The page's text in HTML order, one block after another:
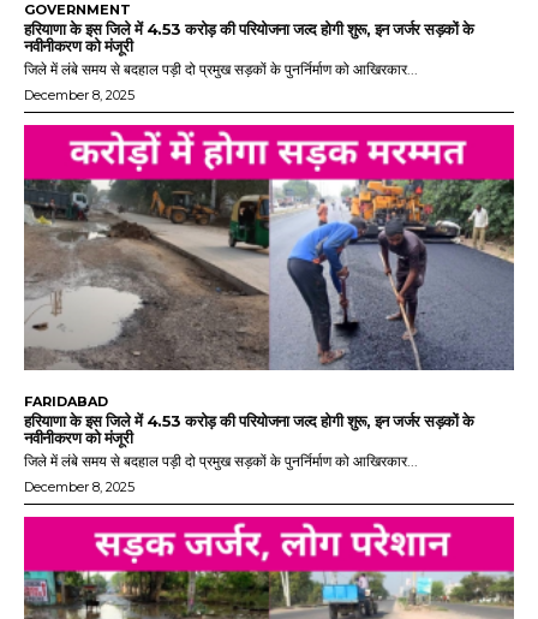
GOVERNMENT
हरियाणा के इस जिले में 4.53 करोड़ की परियोजना जल्द होगी शुरू, इन जर्जर सड़कों के
नवीनीकरण को मंजूरी
जिले में लंबे समय से बदहाल पड़ी दो प्रमुख सड़कों के पुनर्निर्माण को आखिरकार...
December 8, 2025
FARIDABAD
हरियाणा के इस जिले में 4.53 करोड़ की परियोजना जल्द होगी शुरू, इन जर्जर सड़कों के
नवीनीकरण को मंजूरी
जिले में लंबे समय से बदहाल पड़ी दो प्रमुख सड़कों के पुनर्निर्माण को आखिरकार...
December 8, 2025